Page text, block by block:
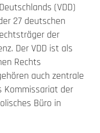
(VDD)
27 deutschen
der
Der VDD ist als
Rechts
auch zentrale
Kommissariat der
Büro in